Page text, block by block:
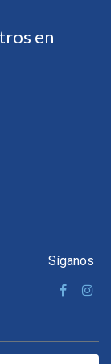
en
Síganos